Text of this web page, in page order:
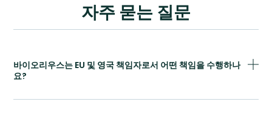
자주 묻는 질문
바이오리우스는 EU 및 영국 책임자로서 어떤 책임을 수행하나
요?